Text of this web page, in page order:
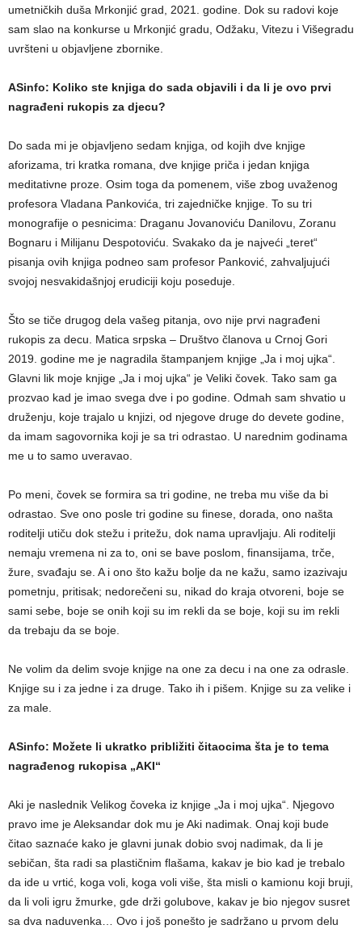
umetničkih duša Mrkonjić grad, 2021. godine. Dok su radovi koje
sam slao na konkurse u Mrkonjić gradu, Odžaku, Vitezu i Višegradu
uvršteni u objavljene zbornike.
ASinfo: Koliko ste knjiga do sada objavili i da li je ovo prvi
nagrađeni rukopis za djecu?
Do sada mi je objavljeno sedam knjiga, od kojih dve knjige
aforizama, tri kratka romana, dve knjige priča i jedan knjiga
meditativne proze. Osim toga da pomenem, više zbog uvaženog
profesora Vladana Pankovića, tri zajedničke knjige. To su tri
monografije o pesnicima: Draganu Jovanoviću Danilovu, Zoranu
Bognaru i Milijanu Despotoviću. Svakako da je najveći „teret“
pisanja ovih knjiga podneo sam profesor Panković, zahvaljujući
svojoj nesvakidašnjoj erudiciji koju poseduje.
Što se tiče drugog dela vašeg pitanja, ovo nije prvi nagrađeni
rukopis za decu. Matica srpska – Društvo članova u Crnoj Gori
2019. godine me je nagradila štampanjem knjige „Ja i moj ujka“.
Glavni lik moje knjige „Ja i moj ujka“ je Veliki čovek. Tako sam ga
prozvao kad je imao svega dve i po godine. Odmah sam shvatio u
druženju, koje trajalo u knjizi, od njegove druge do devete godine,
da imam sagovornika koji je sa tri odrastao. U narednim godinama
me u to samo uveravao.
Po meni, čovek se formira sa tri godine, ne treba mu više da bi
odrastao. Sve ono posle tri godine su finese, dorada, ono našta
roditelji utiču dok stežu i pritežu, dok nama upravljaju. Ali roditelji
nemaju vremena ni za to, oni se bave poslom, finansijama, trče,
žure, svađaju se. A i ono što kažu bolje da ne kažu, samo izazivaju
pometnju, pritisak; nedorečeni su, nikad do kraja otvoreni, boje se
sami sebe, boje se onih koji su im rekli da se boje, koji su im rekli
da trebaju da se boje.
Ne volim da delim svoje knjige na one za decu i na one za odrasle.
Knjige su i za jedne i za druge. Tako ih i pišem. Knjige su za velike i
za male.
ASinfo: Možete li ukratko približiti čitaocima šta je to tema
nagrađenog rukopisa „AKI“
Aki je naslednik Velikog čoveka iz knjige „Ja i moj ujka“. Njegovo
pravo ime je Aleksandar dok mu je Aki nadimak. Onaj koji bude
čitao saznaće kako je glavni junak dobio svoj nadimak, da li je
sebičan, šta radi sa plastičnim flašama, kakav je bio kad je trebalo
da ide u vrtić, koga voli, koga voli više, šta misli o kamionu koji bruji,
da li voli igru žmurke, gde drži golubove, kakav je bio njegov susret
sa dva naduvenka… Ovo i još ponešto je sadržano u prvom delu